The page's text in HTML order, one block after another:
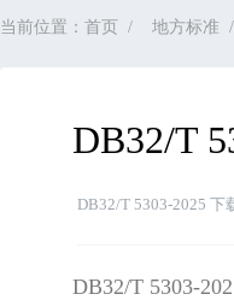
当前位置： 首页 地方标准
DB32/T
DB32/T 5303-2025 下
DB32/T 5303-